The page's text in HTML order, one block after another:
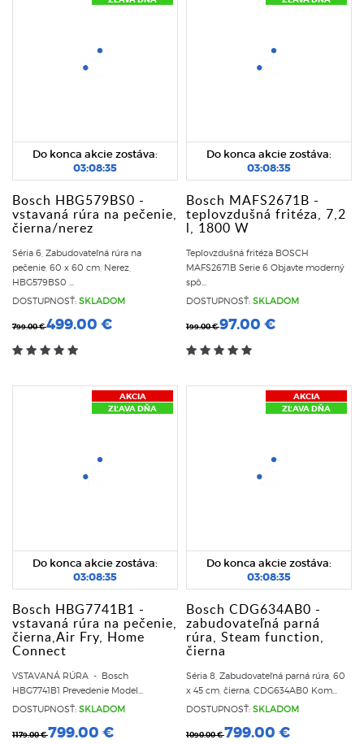
Do konca akcie zostáva:
03:08:35
Bosch HBG579BS0 -
vstavaná rúra na pečenie,
čierna/nerez
Séria 6, Zabudovateľná rúra na
pečenie, 60 x 60 cm, Nerez,
HBG579BS0 ...
DOSTUPNOSŤ: SKLADOM
799.00 €499.00 €
Do konca akcie zostáva:
03:08:35
Bosch MAFS2671B -
teplovzdušná fritéza, 7,2
l, 1800 W
Teplovzdušná fritéza BOSCH
MAFS2671B Serie 6 Objavte moderný
spô...
DOSTUPNOSŤ: SKLADOM
199.00 €97.00 €
AKCIA
ZĽAVA DŇA
Do konca akcie zostáva:
03:08:35
Bosch HBG7741B1 -
vstavaná rúra na pečenie,
čierna,Air Fry, Home
Connect
VSTAVANÁ RÚRA - Bosch
HBG7741B1 Prevedenie Model...
DOSTUPNOSŤ: SKLADOM
1179.00 €799.00 €
AKCIA
ZĽAVA DŇA
Do konca akcie zostáva:
03:08:35
Bosch CDG634AB0 -
zabudovateľná parná
rúra, Steam function,
čierna
Séria 8, Zabudovateľná parná rúra, 60
x 45 cm, čierna, CDG634AB0 Kom...
DOSTUPNOSŤ: SKLADOM
1090.00 €799.00 €